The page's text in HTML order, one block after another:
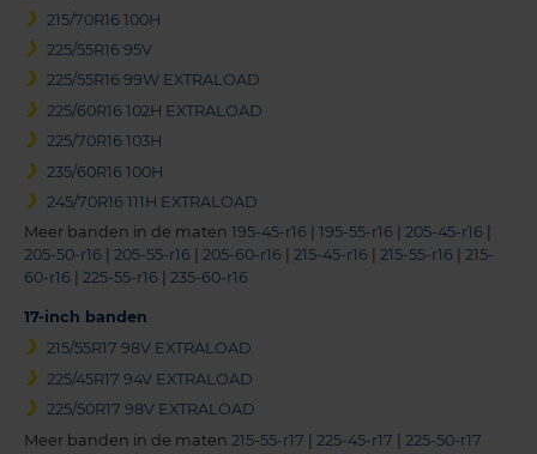
215/70R16 100H
225/55R16 95V
225/55R16 99W EXTRALOAD
225/60R16 102H EXTRALOAD
225/70R16 103H
235/60R16 100H
245/70R16 111H EXTRALOAD
Meer banden in de maten 195-45-r16 195-55-r16 205-45-r16
205-50-r16
205-55-r16 205-60-r16 215-45-r16 215-55-r16
215-
60-r16
225-55-r16 235-60-r16
17-inch banden
215/55R17 98V EXTRALOAD
225/45R17 94V EXTRALOAD
225/50R17 98V EXTRALOAD
Meer banden in de maten 215-55-r17 | 225-45-r17 | 225-50-r17